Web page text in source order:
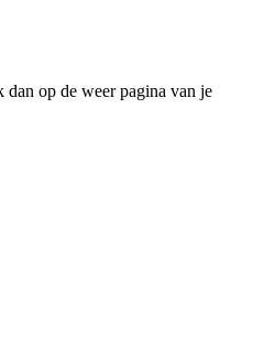
op de weer pagina van je